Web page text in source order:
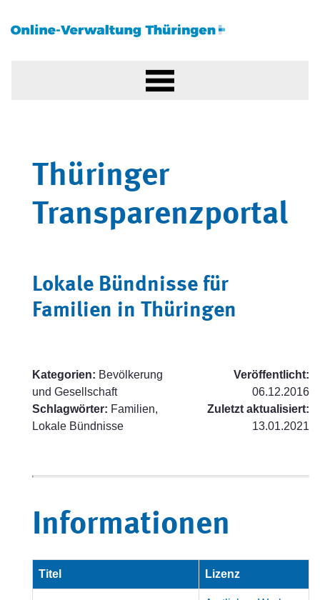
Thüringer
Transparenzportal
Lokale Bündnisse für
Familien in Thüringen
Kategorien: Bevölkerung
und Gesellschaft
Schlagwörter: Familien,
Lokale Bündnisse
Veröffentlicht:
06.12.2016
Zuletzt aktualisiert:
13.01.2021
Informationen
Titel Lizenz